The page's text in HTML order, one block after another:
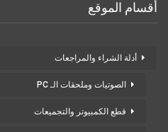
أقسام الموقع
أدلة الشراء والمراجعات
الصوتيات وملحقات الـ PC
قطع الكمبيوتر والتجميعات